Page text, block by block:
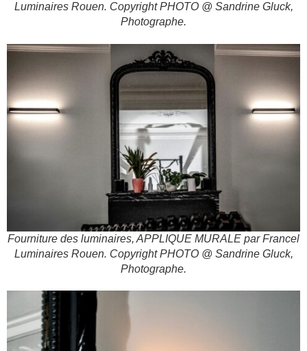
Luminaires Rouen. Copyright PHOTO @ Sandrine Gluck,
Photographe.
Fourniture des luminaires, APPLIQUE MURALE par Francel
Luminaires Rouen. Copyright PHOTO @ Sandrine Gluck,
Photographe.